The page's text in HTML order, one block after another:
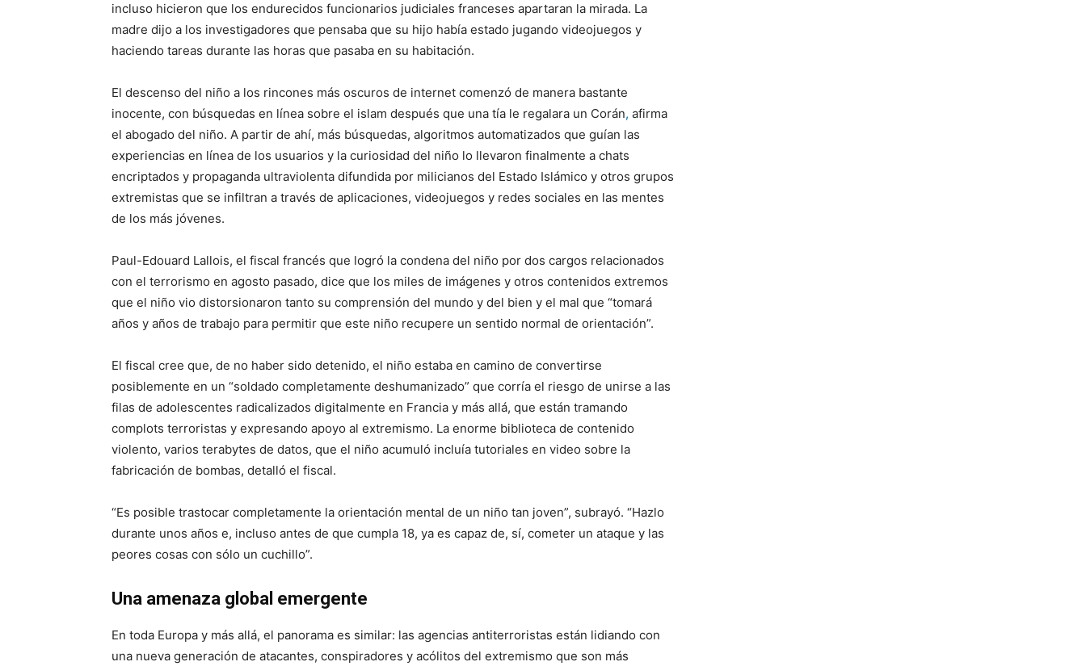
incluso hicieron que los endurecidos funcionarios judiciales franceses apartaran la mirada. La
madre dijo a los investigadores que pensaba que su hijo había estado jugando videojuegos y
haciendo tareas durante las horas que pasaba en su habitación.
El descenso del niño a los rincones más oscuros de internet comenzó de manera bastante
inocente, con búsquedas en línea sobre el islam después que una tía le regalara un Corán, afirma
el abogado del niño. A partir de ahí, más búsquedas, algoritmos automatizados que guían las
experiencias en línea de los usuarios y la curiosidad del niño lo llevaron finalmente a chats
encriptados y propaganda ultraviolenta difundida por milicianos del Estado Islámico y otros grupos
extremistas que se infiltran a través de aplicaciones, videojuegos y redes sociales en las mentes
de los más jóvenes.
Paul-Edouard Lallois, el fiscal francés que logró la condena del niño por dos cargos relacionados
con el terrorismo en agosto pasado, dice que los miles de imágenes y otros contenidos extremos
que el niño vio distorsionaron tanto su comprensión del mundo y del bien y el mal que “tomará
años y años de trabajo para permitir que este niño recupere un sentido normal de orientación”.
El fiscal cree que, de no haber sido detenido, el niño estaba en camino de convertirse
posiblemente en un “soldado completamente deshumanizado” que corría el riesgo de unirse a las
filas de adolescentes radicalizados digitalmente en Francia y más allá, que están tramando
complots terroristas y expresando apoyo al extremismo. La enorme biblioteca de contenido
violento, varios terabytes de datos, que el niño acumuló incluía tutoriales en video sobre la
fabricación de bombas, detalló el fiscal.
“Es posible trastocar completamente la orientación mental de un niño tan joven”, subrayó. “Hazlo
durante unos años e, incluso antes de que cumpla 18, ya es capaz de, sí, cometer un ataque y las
peores cosas con sólo un cuchillo”.
Una amenaza global emergente
En toda Europa y más allá, el panorama es similar: las agencias antiterroristas están lidiando con
una nueva generación de atacantes, conspiradores y acólitos del extremismo que son más